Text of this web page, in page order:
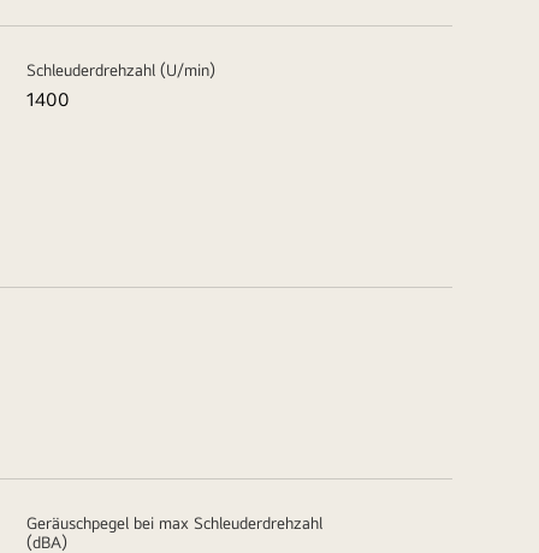
Schleuderdrehzahl (U/min)
1400
Geräuschpegel bei max Schleuderdrehzahl
(dBA)